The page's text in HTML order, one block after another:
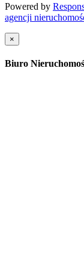
Powered by
agencji
×
Biuro